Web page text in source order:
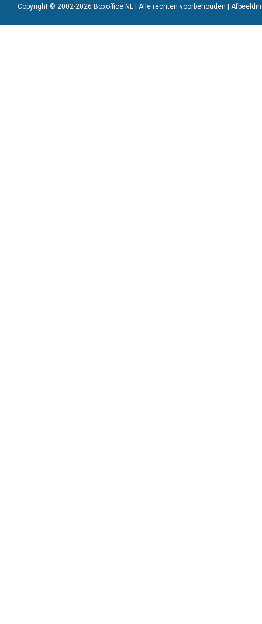
Copyright © 2002-2026 Boxoffice NL | Alle rechten voorbehouden |